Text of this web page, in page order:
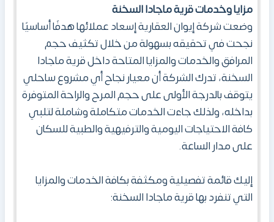
مزايا وخدماتقرية ماجادا السخنة
وضعت شركة إيوان العقارية إسعاد عملائها هدفًا أساسيًا
نجحت في تحقيقه بسهولة من خلال تكثيف حجم
المرافق والخدمات والمزايا المتاحة داخل قرية ماجادا
السخنة، تدرك الشركة أن معيار نجاح أي مشروع ساحلي
يتوقف بالدرجة الأولى على حجم المرح والراحة المتوفرة
بداخله، ولذلك جاءت الخدمات متكاملة وشاملة لتلبي
كافة الاحتياجات اليومية والترفيهية والطبية للسكان
على مدار الساعة.
إليك قائمة تفصيلية ومكثفة بكافة الخدمات والمزايا
التي تنفرد بها قرية ماجادا السخنة: